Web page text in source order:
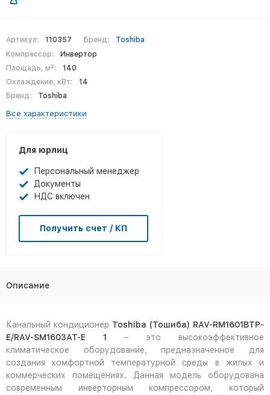
Артикул: 110357 Бренд:
Toshiba
Компрессор:
Инвертор
Площадь, м²:
140
Охлаждение, кВт:
14
Бренд:
Toshiba
Все характеристики
Для юрлиц
Персональный менеджер
Документы
НДС включен
Получить счет / КП
Описание
Канальный кондиционер Toshiba (Тошиба) RAV-RM1601BTP-
E/RAV-SM1603AT-E 1 – это высокоэффективное
климатическое оборудование, предназначенное для
создания комфортной температурной среды в жилых и
коммерческих помещениях. Данная модель оборудована
современным инверторным компрессором, который